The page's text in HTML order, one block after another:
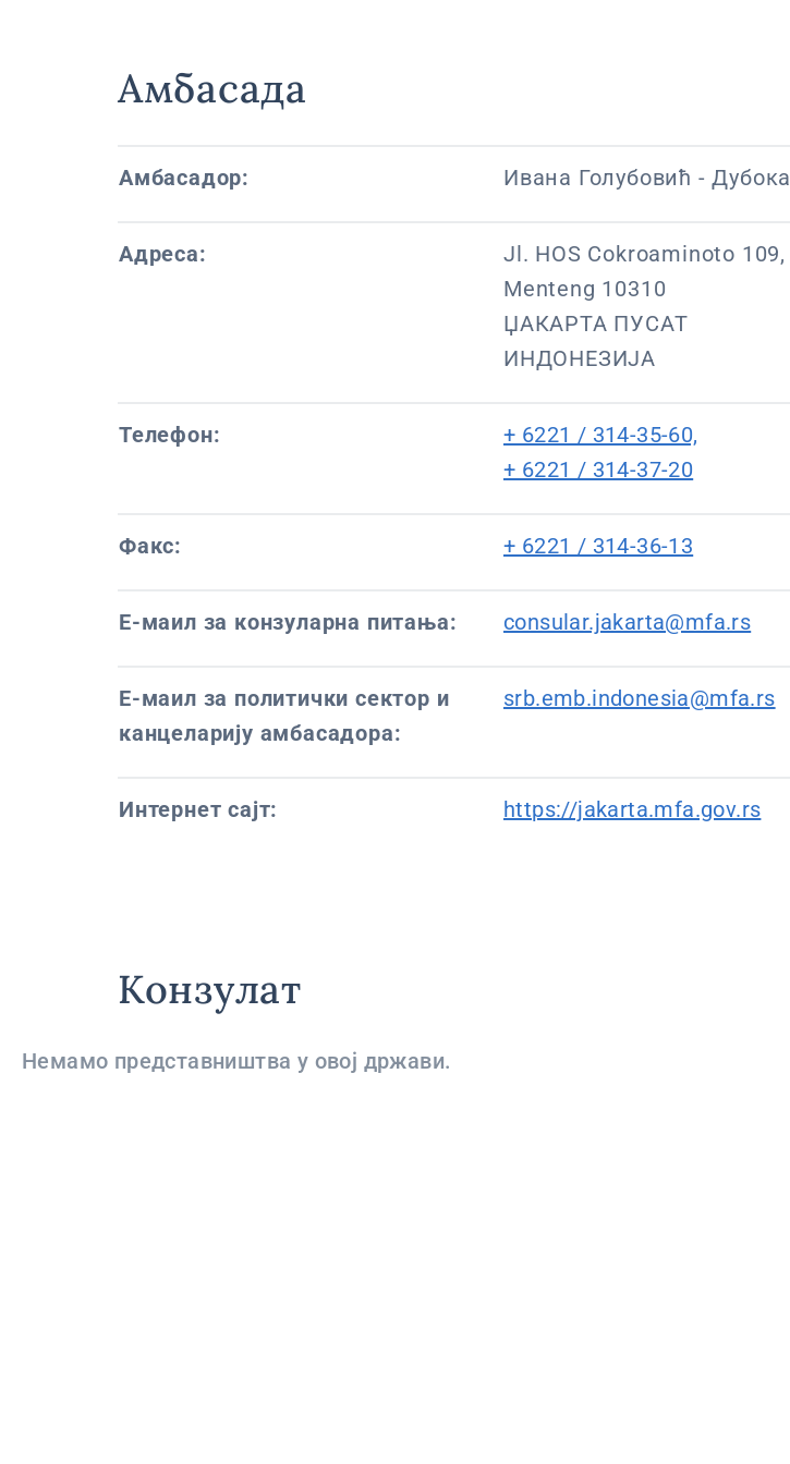
Амбасада
Амбасадор: Ивана Голубовић - Дубока
Адреса:
Jl. HOS Cokroaminoto 109,
Menteng 10310
ЏАКАРТА ПУСАТ
ИНДОНЕЗИЈА
Телефон:
+ 6221 / 314-35-60,
+ 6221 / 314-37-20
Факс: + 6221 / 314-36-13
Е-маил за конзуларна питања: consular.jakarta@mfa.rs
Е-маил за политички сектор и
канцеларију амбасадора:
srb.emb.indonesia@mfa.rs
Интернет сајт: https://jakarta.mfa.gov.rs
Конзулат
Немамо представништва у овој држави.